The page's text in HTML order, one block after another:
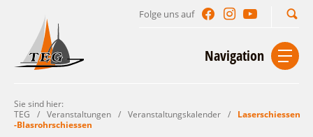
Folge uns auf
Navigation
Start Kontakt
Sie sind hier:
TEG
/ Veranstaltungen / Veranstaltungskalender /
Laserschiessen
-Blasrohrschiessen